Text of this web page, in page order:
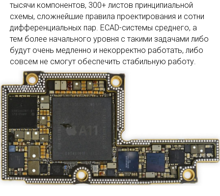
тысячи компонентов, 300+ листов принципиальной
схемы, сложнейшие правила проектирования и сотни
дифференциальных пар. ECAD-системы среднего, а
тем более начального уровня с такими задачами либо
будут очень медленно и некорректно работать, либо
совсем не смогут обеспечить стабильную работу.